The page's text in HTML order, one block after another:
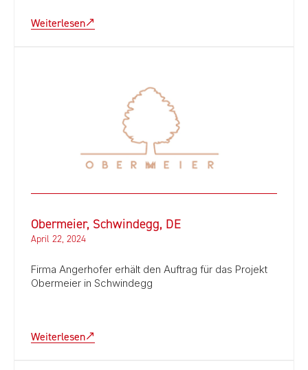
Weiterlesen
Obermeier, Schwindegg, DE
April 22, 2024
Firma Angerhofer erhält den Auftrag für das Projekt
Obermeier in Schwindegg
Weiterlesen